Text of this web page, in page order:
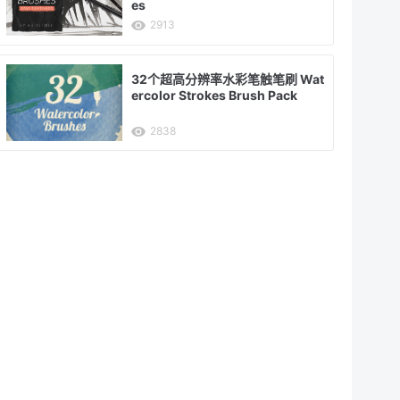
es
2913
32个超高分辨率水彩笔触笔刷 Wat
ercolor Strokes Brush Pack
2838